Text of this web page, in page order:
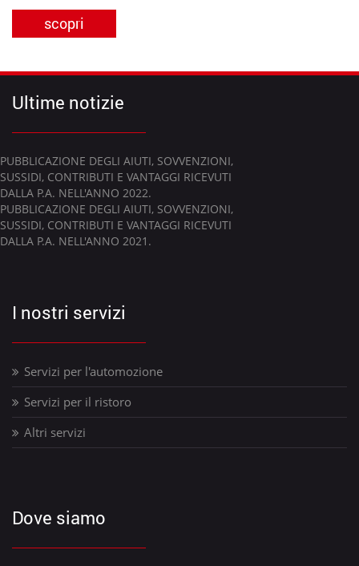
scopri
Ultime notizie
PUBBLICAZIONE DEGLI AIUTI, SOVVENZIONI,
SUSSIDI, CONTRIBUTI E VANTAGGI RICEVUTI
DALLA P.A. NELL'ANNO 2022.
PUBBLICAZIONE DEGLI AIUTI, SOVVENZIONI,
SUSSIDI, CONTRIBUTI E VANTAGGI RICEVUTI
DALLA P.A. NELL'ANNO 2021.
I nostri servizi
Servizi per l'automozione
Servizi per il ristoro
Altri servizi
Dove siamo